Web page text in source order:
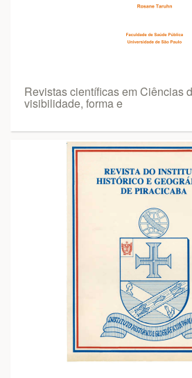
Revistas científicas em Ciências
visibilidade, forma e